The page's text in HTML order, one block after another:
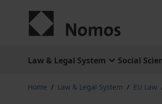
Law & Legal System Social
Home / Law & Legal System / EU Law